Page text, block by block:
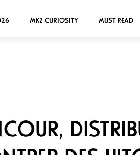
MK2 CURIOSITY MUST READ